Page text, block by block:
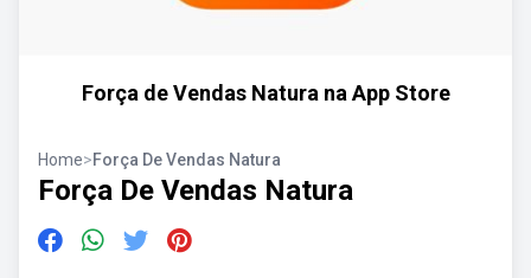
‎Força de Vendas Natura na App Store
Home>Força De Vendas Natura
Força De Vendas Natura